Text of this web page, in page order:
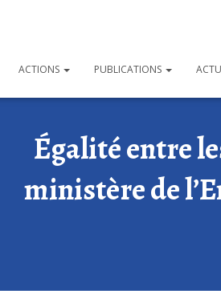
ACTIONS PUBLICATIONS
Égalité entre
ministère de